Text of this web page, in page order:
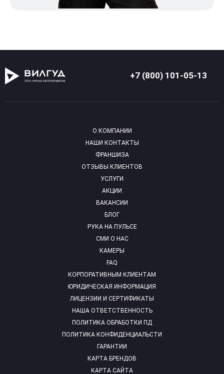
+7 (800) 101-05-13
О КОМПАНИИ
НАШИ КОНТАКТЫ
ФРАНШИЗА
ОТЗЫВЫ КЛИЕНТОВ
УСЛУГИ
АКЦИИ
ВАКАНСИИ
БЛОГ
РУКА НА ПУЛЬСЕ
СМИ О НАС
КАМЕРЫ
FAQ
КОРПОРАТИВНЫМ КЛИЕНТАМ
ЮРИДИЧЕСКАЯ ИНФОРМАЦИЯ
ЛИЦЕНЗИИ И СЕРТИФИКАТЫ
НАША ОТВЕТСТВЕННОСТЬ
ПОЛИТИКА ОБРАБОТКИ ПД
ПОЛИТИКА КОНФИДЕНЦИАЛЬСТИ
ГАРАНТИИ
КАРТА БРЕНДОВ
КАРТА САЙТА